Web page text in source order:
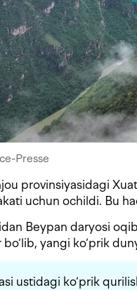
Presse
provinsiyasidagi
uchun ochildi. Bu
Beypan daryosi
yangi ko‘prik
ustidagi ko‘prik